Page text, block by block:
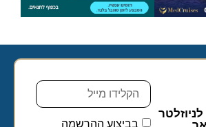
בביצוע ההרשמה